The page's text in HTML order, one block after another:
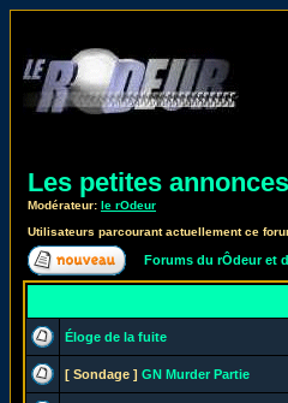
Les petites annonces
Modérateur: le rOdeur
Utilisateurs parcourant actuellement ce
Forums du rÔdeur et
Éloge de la fuite
[ Sondage ] GN Murder Partie